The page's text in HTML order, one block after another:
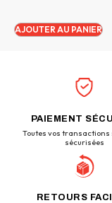
AJOUTER AU PANIER
PAIEMENT
Toutes vos transactions
sécurisées
RETOURS